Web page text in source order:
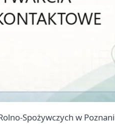
Spożywczych w